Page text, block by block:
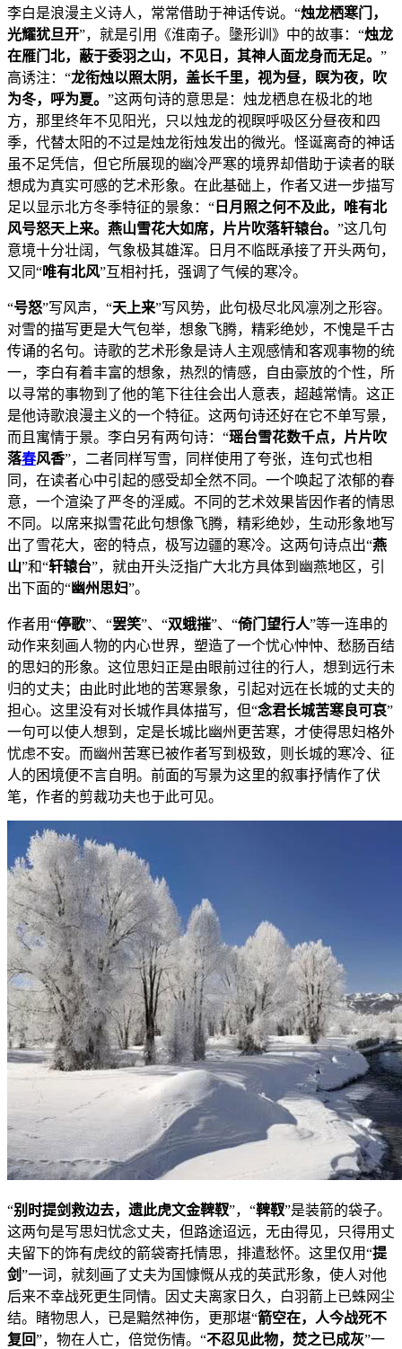
李白是浪漫主义诗人，常常借助于神话传说。“烛龙栖寒门，
光耀犹旦开”，就是引用《淮南子。墬形训》中的故事：“烛龙
在雁门北，蔽于委羽之山，不见日，其神人面龙身而无足。 ”
高诱注：“龙衔烛以照太阴，盖长千里，视为昼，瞑为夜，吹
为冬，呼为夏。 ”这两句诗的意思是：烛龙栖息在极北的地
方，那里终年不见阳光，只以烛龙的视瞑呼吸区分昼夜和四
季，代替太阳的不过是烛龙衔烛发出的微光。怪诞离奇的神话
虽不足凭信，但它所展现的幽冷严寒的境界却借助于读者的联
想成为真实可感的艺术形象。在此基础上，作者又进一步描写
足以显示北方冬季特征的景象：“ 日月照之何不及此，唯有北
风号怒天上来。燕山雪花大如席，片片吹落轩辕台。 ”这几句
意境十分壮阔，气象极其雄浑。日月不临既承接了开头两句，
又同“唯有北风”互相衬托，强调了气候的寒冷。
“号怒”写风声，“天上来”写风势，此句极尽北风凛冽之形容。
对雪的描写更是大气包举，想象飞腾，精彩绝妙，不愧是千古
传诵的名句。诗歌的艺术形象是诗人主观感情和客观事物的统
一，李白有着丰富的想象，热烈的情感，自由豪放的个性，所
以寻常的事物到了他的笔下往往会出人意表，超越常情。这正
是他诗歌浪漫主义的一个特征。这两句诗还好在它不单写景，
而且寓情于景。李白另有两句诗：“瑶台雪花数千点，片片吹
落春风香”，二者同样写雪，同样使用了夸张，连句式也相
同，在读者心中引起的感受却全然不同。一个唤起了浓郁的春
意，一个渲染了严冬的淫威。不同的艺术效果皆因作者的情思
不同。以席来拟雪花此句想像飞腾，精彩绝妙，生动形象地写
出了雪花大，密的特点，极写边疆的寒冷。这两句诗点出“燕
山”和“轩辕台”，就由开头泛指广大北方具体到幽燕地区，引
出下面的“幽州思妇”。
作者用“停歌”、“罢笑”、“双蛾摧”、“倚门望行人”等一连串的
动作来刻画人物的内心世界，塑造了一个忧心忡忡、愁肠百结
的思妇的形象。这位思妇正是由眼前过往的行人，想到远行未
归的丈夫；由此时此地的苦寒景象，引起对远在长城的丈夫的
担心。这里没有对长城作具体描写，但“念君长城苦寒良可哀”
一句可以使人想到，定是长城比幽州更苦寒，才使得思妇格外
忧虑不安。而幽州苦寒已被作者写到极致，则长城的寒冷、征
人的困境便不言自明。前面的写景为这里的叙事抒情作了伏
笔，作者的剪裁功夫也于此可见。
“别时提剑救边去，遗此虎文金鞞靫”，“鞞靫”是装箭的袋子。
这两句是写思妇忧念丈夫，但路途迢远，无由得见，只得用丈
夫留下的饰有虎纹的箭袋寄托情思，排遣愁怀。这里仅用“提
剑”一词，就刻画了丈夫为国慷慨从戎的英武形象，使人对他
后来不幸战死更生同情。因丈夫离家日久，白羽箭上已蛛网尘
结。睹物思人，已是黯然神伤，更那堪“箭空在，人今战死不
复回”，物在人亡，倍觉伤情。“不忍见此物，焚之已成灰”一